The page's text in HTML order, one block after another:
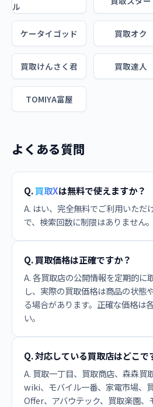
ル
ケータイゴッド 買取オク
買取けんさく君 買取達人
TOMIYA富屋
よくある質問
Q.買取Xは無料で使えますか？
A. はい、完全無料でご利用いただ
で、検索回数に制限はありません。
Q. 買取価格は正確ですか？
A. 各買取店の公開情報を定期的に
し、実際の買取価格は商品の状態
る場合があります。正確な価格は
い。
Q. 対応している買取店はどこで
A. 買取一丁目、買取商店、森森買
wiki、モバイル一番、家電市場、
Offer、アバウテック、買取楽園、